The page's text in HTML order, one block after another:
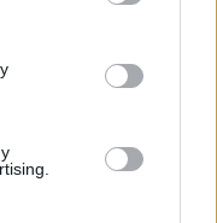
third-party tags to
in below Google
στην
μεσημεριανό,
τους